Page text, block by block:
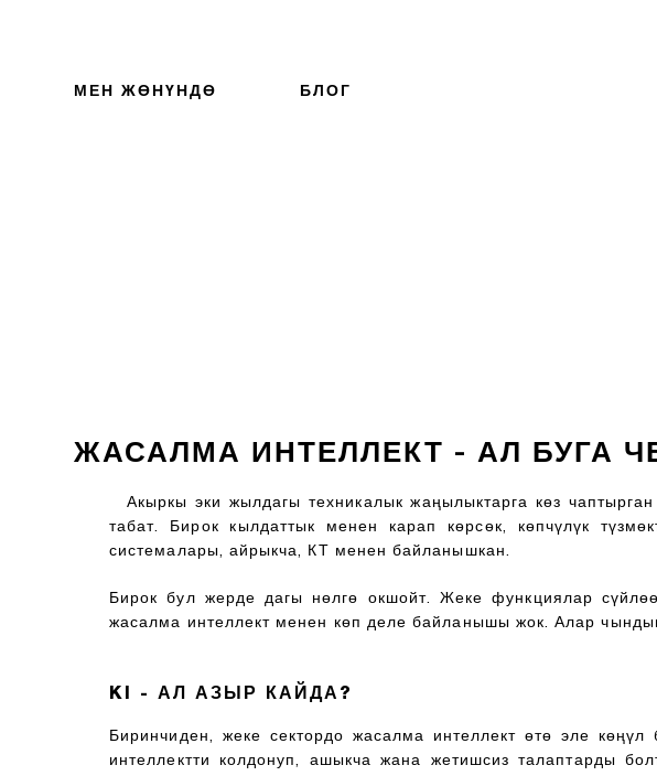
МЕН ЖӨНҮНДӨ БЛОГ
ЖАСАЛМА ИНТЕЛЛЕКТ - АЛ БУГА
Акыркы эки жылдагы техникалык жаңылыктарга көз
табат. Бирок кылдаттык менен карап көрсөк, көпчүлүк
системалары, айрыкча, КТ менен байланышкан.
Бирок бул жерде дагы нөлгө окшойт. Жеке функциялар
жасалма интеллект менен көп деле байланышы жок. Алар
KI - АЛ АЗЫР КАЙДА?
Биринчиден, жеке сектордо жасалма интеллект өтө эле
интеллектти колдонуп, ашыкча жана жетишсиз талаптарды